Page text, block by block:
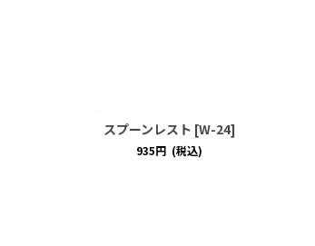
スプーンレスト [W-24]
935円 (税込)